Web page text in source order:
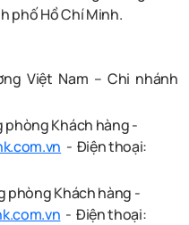
phố Hồ Chí Minh.
Việt Nam – Chi nhánh
phòng Khách hàng -
- Điện thoại:
phòng Khách hàng -
- Điện thoại: